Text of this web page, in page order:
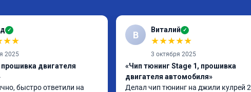
✓
★★
2025
двигателя
быстро ответили на
В Виталий ✓
★★★★★
3 октября 2025
«Чип тюнинг Stage 1, прошивка
двигателя автомобиля»
Делал чип тюнинг на джили кулрей 2